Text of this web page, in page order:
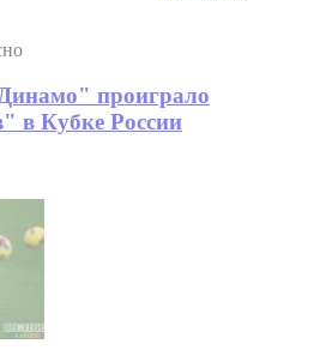
проиграло
в Кубке России